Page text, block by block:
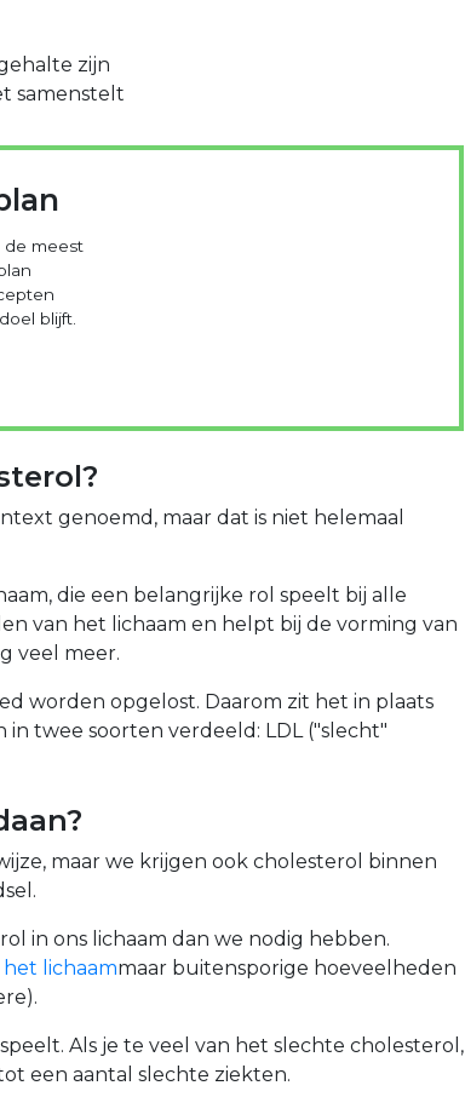
zijn
samenstelt
de meest
blijft.
genoemd, maar dat is niet helemaal
die een belangrijke rol speelt bij alle
van het lichaam en helpt bij de vorming van
veel meer.
worden opgelost. Daarom zit het in plaats
twee soorten verdeeld: LDL ("slecht"
maar we krijgen ook cholesterol binnen
in ons lichaam dan we nodig hebben.
lichaammaar buitensporige hoeveelheden
Als je te veel van het slechte cholesterol,
een aantal slechte ziekten.